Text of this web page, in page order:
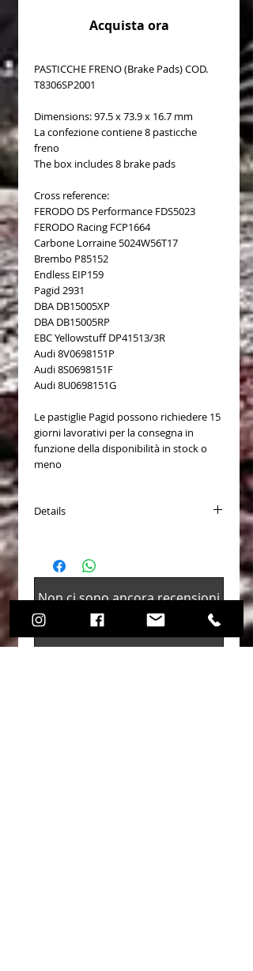
Acquista ora
PASTICCHE FRENO (Brake Pads) COD.
T8306SP2001
Dimensions: 97.5 x 73.9 x 16.7 mm
La confezione contiene 8 pasticche
freno
The box includes 8 brake pads
Cross reference:
FERODO DS Performance FDS5023
FERODO Racing FCP1664
Carbone Lorraine 5024W56T17
Brembo P85152
Endless EIP159
Pagid 2931
DBA DB15005XP
DBA DB15005RP
EBC Yellowstuff DP41513/3R
Audi 8V0698151P
Audi 8S0698151F
Audi 8U0698151G
Le pastiglie Pagid possono richiedere 15
giorni lavorativi per la consegna in
funzione della disponibilità in stock o
meno
Details
- Audi RS3 (8V) front calipers
- Audi RS4 front calipers
- Audi RS5 front calipers
Non ci sono ancora recensioni
Dicci cosa ne pensi. Lascia una
recensione prima degli altri.